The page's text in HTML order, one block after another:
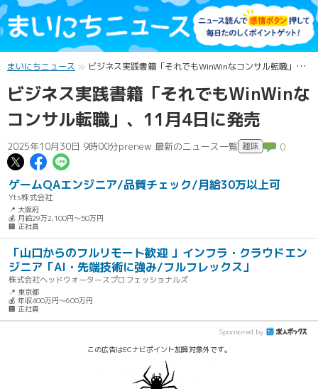
まいにちニュース ビジネス実践書籍「それでもWinWinなコンサル転職」、11月4日に発売
ビジネス実践書籍「それでもWinWinな
コンサル転職」、11月4日に発売
2025年10月30日 9時00分prenew 最新のニュース一覧 趣味 0
この記事についてポスト
この記事についてFacebookでシェ
ゲームQAエンジニア/品質チェック/月給30万以上可
Yts株式会社
📍 大阪府
💰 月給29万2,100円～50万円
🏢 正社員
「山口からのフルリモート歓迎 」インフラ・クラウドエン
ジニア「AI・先端技術に強み/フルフレックス」
株式会社ヘッドウォータースプロフェッショナルズ
📍 東京都
💰 年収400万円～600万円
🏢 正社員
Sponsored by
この広告はECナビポイント加算対象外です。